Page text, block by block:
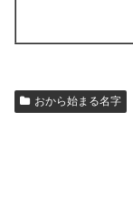
おから始まる名字